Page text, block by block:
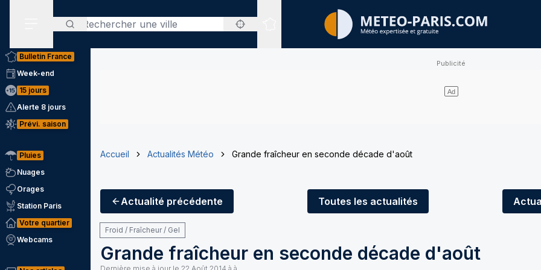
Rechercher
Sites expertisés
Bulletin France
Week-end
15 jours
Alerte 8 jours
Prévi. saison
Pluies
Nuages
Orages
Station Paris
Votre quartier
Webcams
Accueil Actualités Météo Grande fraîcheur en seconde décade d'août
Actualité précédente Toutes les actualités
Froid / Fraîcheur / Gel
Grande fraîcheur en seconde décade d'août